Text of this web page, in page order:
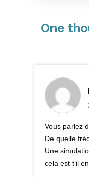
One
Vous parlez
De quelle
Une
cela est t’il